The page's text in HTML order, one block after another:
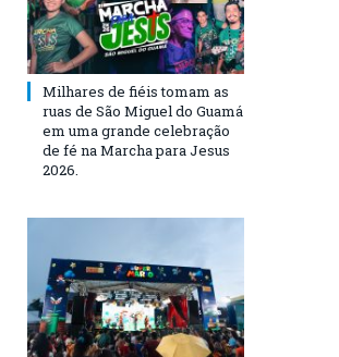
Milhares de fiéis tomam as
ruas de São Miguel do Guamá
em uma grande celebração
de fé na Marcha para Jesus
2026.